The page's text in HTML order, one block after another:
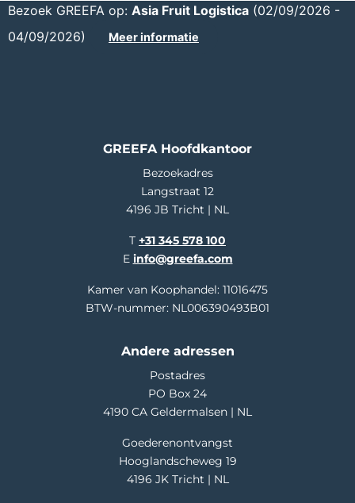
Bezoek GREEFA op: Asia Fruit Logistica (02/09/2026 -
04/09/2026)
Meer informatie
GREEFA Hoofdkantoor
Bezoekadres
Langstraat 12
4196 JB Tricht | NL
T +31 345 578 100
E info@greefa.com
Kamer van Koophandel: 11016475
BTW-nummer: NL006390493B01
Andere adressen
Postadres
PO Box 24
4190 CA Geldermalsen | NL
Goederenontvangst
Hooglandscheweg 19
4196 JK Tricht | NL